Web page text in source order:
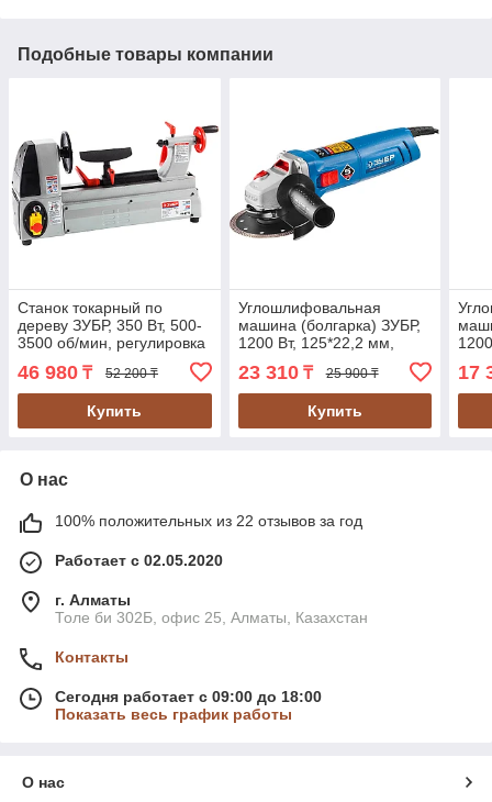
Подобные товары компании
Станок токарный по
дереву ЗУБР, 350 Вт, 500-
3500 об/мин, регулировка
оборотов (ЗСТД-350-330)
46 980 ₸ 52 200 ₸
Купить
Углошлифовальная
машина (болгарка) ЗУБР,
1200 Вт, 125*22,2 мм,
серия "Профессионал"
(УШМ-П125-1200 ЭПСТ)
23 310₸ 25 900 ₸
Купить
17
О нас
100% положительных из 22 отзывов за год
Работает с 02.05.2020
г. Алматы
Толе би 302Б, офис 25, Алматы, Казахстан
Контакты
Сегодня работает с 09:00 до 18:00
Показать весь график работы
О нас